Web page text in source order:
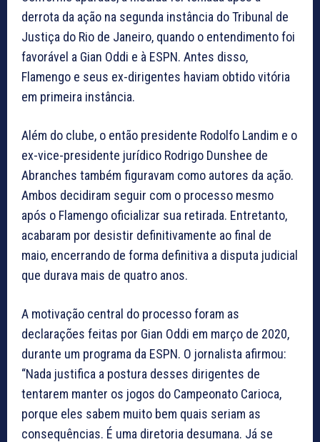
derrota da ação na segunda instância do Tribunal de
Justiça do Rio de Janeiro, quando o entendimento foi
favorável a Gian Oddi e à ESPN. Antes disso,
Flamengo e seus ex-dirigentes haviam obtido vitória
em primeira instância.
Além do clube, o então presidente Rodolfo Landim e o
ex-vice-presidente jurídico Rodrigo Dunshee de
Abranches também figuravam como autores da ação.
Ambos decidiram seguir com o processo mesmo
após o Flamengo oficializar sua retirada. Entretanto,
acabaram por desistir definitivamente ao final de
maio, encerrando de forma definitiva a disputa judicial
que durava mais de quatro anos.
A motivação central do processo foram as
declarações feitas por Gian Oddi em março de 2020,
durante um programa da ESPN. O jornalista afirmou:
“Nada justifica a postura desses dirigentes de
tentarem manter os jogos do Campeonato Carioca,
porque eles sabem muito bem quais seriam as
consequências. É uma diretoria desumana. Já se